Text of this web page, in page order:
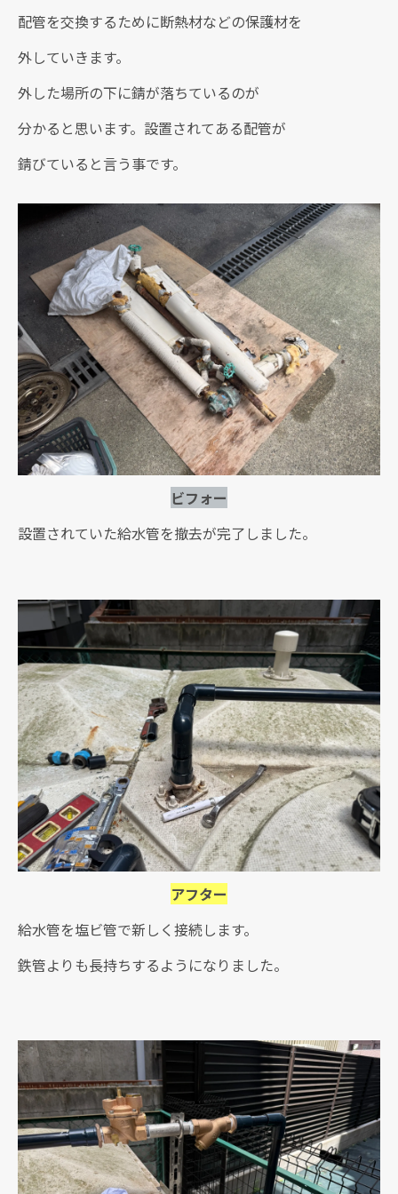
配管を交換するために断熱材などの保護材を
外していきます。
外した場所の下に錆が落ちているのが
分かると思います。設置されてある配管が
錆びていると言う事です。
ビフォー
設置されていた給水管を撤去が完了しました。
アフター
給水管を塩ビ管で新しく接続します。
鉄管よりも長持ちするようになりました。